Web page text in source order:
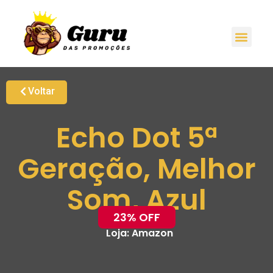
Voltar
Echo Dot 5ª
Geração, Melhor
Som, Azul
23% OFF
Loja:Amazon